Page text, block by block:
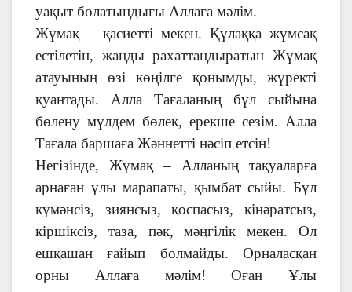
уақыт болатындығы Аллаға мәлім.
Жұмақ – қасиетті мекен. Құлаққа жұмсақ
естілетін, жанды рахаттандыратын Жұмақ
атауының өзі көңілге қонымды, жүректі
қуантады. Алла Тағаланың бұл сыйына
бөлену мүлдем бөлек, ерекше сезім. Алла
Тағала баршаға Жәннетті нәсіп етсін!
Негізінде, Жұмақ – Алланың тақуаларға
арнаған ұлы марапаты, қымбат сыйы. Бұл
күмәнсіз, зиянсыз, қоспасыз, кінәратсыз,
кіршіксіз, таза, пәк, мәңгілік мекен. Ол
ешқашан ғайып болмайды. Орналасқан
орны Аллаға мәлім! Оған Ұлы